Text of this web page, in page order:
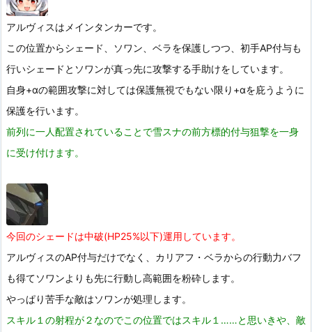
アルヴィスはメインタンカーです。
この位置からシェード、ソワン、ベラを保護しつつ、初手AP付与も
行いシェードとソワンが真っ先に攻撃する手助けをしています。
自身+αの範囲攻撃に対しては保護無視でもない限り+αを庇うように
保護を行います。
前列に一人配置されていることで雪スナの前方標的付与狙撃を一身
に受け付けます。
今回のシェードは中破(HP25%以下)運用しています。
アルヴィスのAP付与だけでなく、カリアフ・ベラからの行動力バフ
も得てソワンよりも先に行動し高範囲を粉砕します。
やっぱり苦手な敵はソワンが処理します。
スキル１の射程が２なのでこの位置ではスキル１……と思いきや、敵